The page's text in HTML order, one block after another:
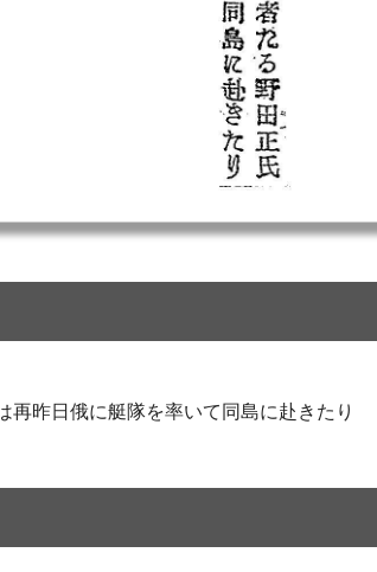
昨日俄に艇隊を率いて同島に赴きたり